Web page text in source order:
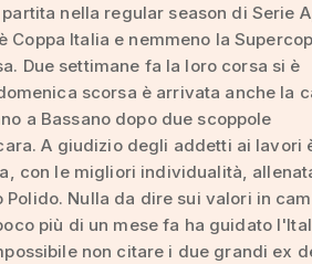
nella regular season di Serie
Italia e nemmeno la
Due settimane fa la loro corsa si è
scorsa è arrivata anche la
a Bassano dopo due scoppole
A giudizio degli addetti ai lavori
con le migliori individualità,
Nulla da dire sui valori in
più di un mese fa ha guidato
non citare i due grandi ex